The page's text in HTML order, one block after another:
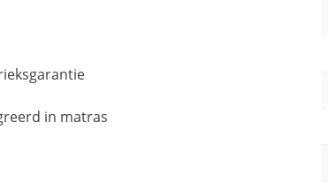
in matras